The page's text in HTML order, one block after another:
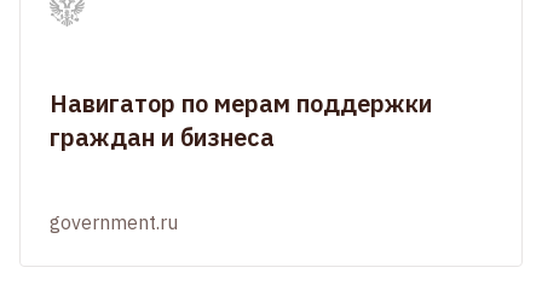
Навигатор по мерам поддержки
граждан и бизнеса
government.ru